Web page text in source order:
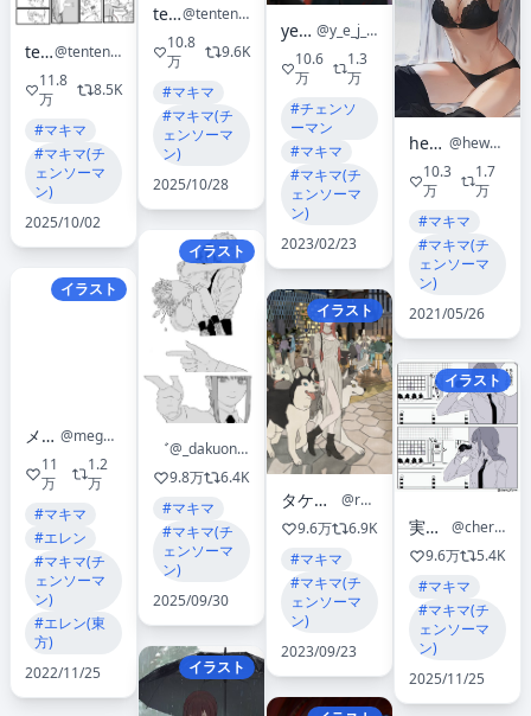
tenten
@tentenchan2525
11.8
万
8.5K
#マキマ
#マキマ(チ
ェンソーマ
ン)
2025/10/02
イラスト
メガくん
@megamegakun
11
万
1.2
万
#マキマ
#エレン
#マキマ(チ
ェンソーマ
ン)
#エレン(東
方)
2022/11/25
tenten
@tentenchan2525
10.8
万
9.6K
#マキマ
#マキマ(チ
ェンソーマ
ン)
2025/10/28
イラスト
゛
@_dakuonpu
9.8万
6.4K
#マキマ
#マキマ(チ
ェンソーマ
ン)
2025/09/30
イラスト
ye_jji
@y_e_j_j_i_
10.6
万
1.3
万
#チェンソ
ーマン
#マキマ
#マキマ(チ
ェンソーマ
ン)
2023/02/23
イラスト
タケウチ リョースケ
@ryosuketarou
9.6万
6.9K
#マキマ
#マキマ(チ
ェンソーマ
ン)
2023/09/23
hews
@hews__
10.3
万
1.7
万
#マキマ
#マキマ(チ
ェンソーマ
ン)
2021/05/26
イラスト
実梨🍒miri
@cherryjellymm
9.6万
5.4K
#マキマ
#マキマ(チ
ェンソーマ
ン)
2025/11/25